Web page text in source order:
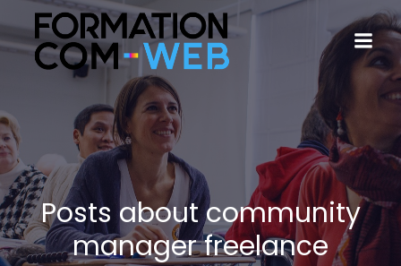
Posts about community
manager freelance